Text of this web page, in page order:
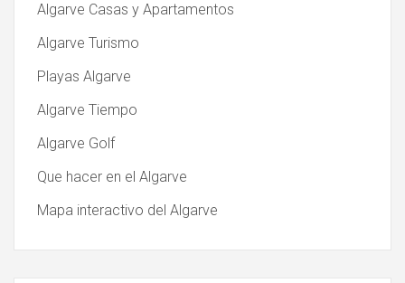
Algarve Casas y Apartamentos
Algarve Turismo
Playas Algarve
Algarve Tiempo
Algarve Golf
Que hacer en el Algarve
Mapa interactivo del Algarve